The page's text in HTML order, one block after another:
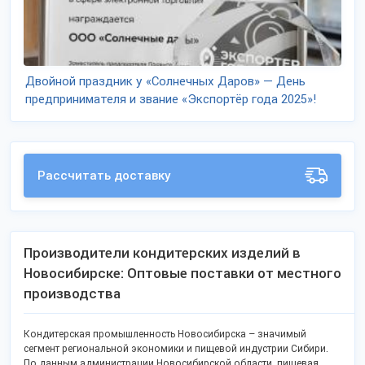
Двойной праздник у «Солнечных Даров» — День
предпринимателя и звание «Экспортёр года 2025»!
Рассчитать доставку
Производители кондитерских изделий в
Новосибирске: Оптовые поставки от местного
производства
Кондитерская промышленность Новосибирска – значимый
сегмент региональной экономики и пищевой индустрии Сибири.